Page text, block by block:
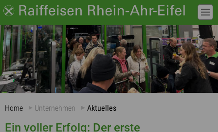
Home Unternehmen Aktuelles
Ein voller Erfolg: Der erste